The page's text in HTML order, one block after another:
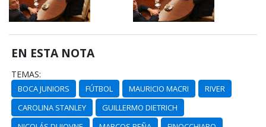
EN ESTA NOTA
TEMAS:
BOCA JUNIORS FÚTBOL MAURICIO MACRI
RIVER
CAROLINA STANLEY
GUILLERMO DIETRICH